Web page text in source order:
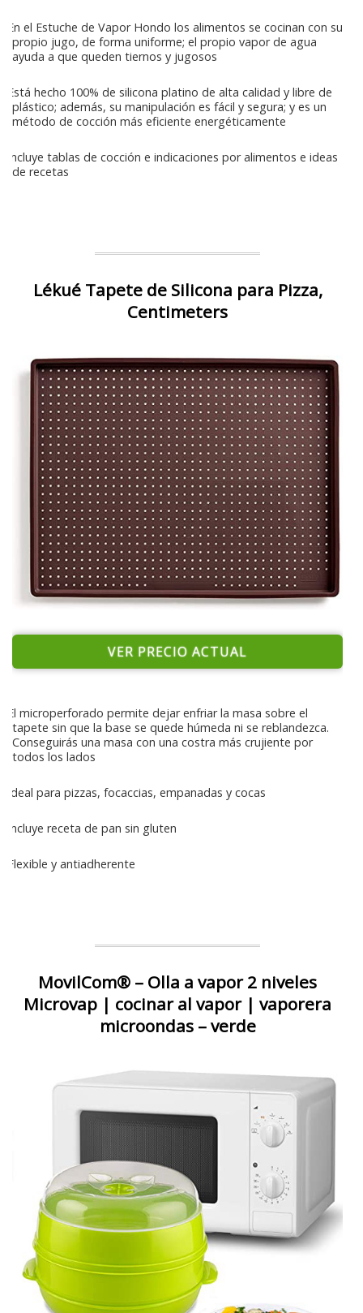
En el Estuche de Vapor Hondo los alimentos se cocinan con su
propio jugo, de forma uniforme; el propio vapor de agua
ayuda a que queden tiernos y jugosos
Está hecho 100% de silicona platino de alta calidad y libre de
plástico; además, su manipulación es fácil y segura; y es un
método de cocción más eficiente energéticamente
Incluye tablas de cocción e indicaciones por alimentos e ideas
de recetas
Lékué Tapete de Silicona para Pizza,
Centimeters
VER PRECIO ACTUAL
El microperforado permite dejar enfriar la masa sobre el
tapete sin que la base se quede húmeda ni se reblandezca.
Conseguirás una masa con una costra más crujiente por
todos los lados
Ideal para pizzas, focaccias, empanadas y cocas
Incluye receta de pan sin gluten
Flexible y antiadherente
MovilCom® – Olla a vapor 2 niveles
Microvap | cocinar al vapor | vaporera
microondas – verde